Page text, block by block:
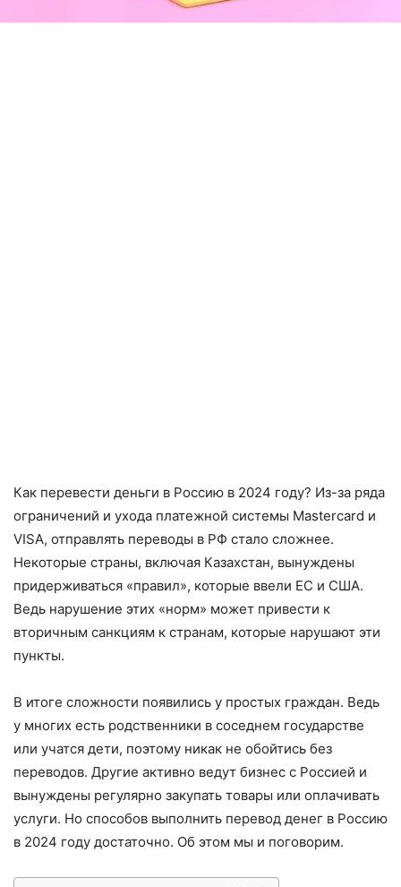
Как перевести деньги в Россию в 2024 году? Из-за ряда
ограничений и ухода платежной системы Mastercard и
VISA, отправлять переводы в РФ стало сложнее.
Некоторые страны, включая Казахстан, вынуждены
придерживаться «правил», которые ввели ЕС и США.
Ведь нарушение этих «норм» может привести к
вторичным санкциям к странам, которые нарушают эти
пункты.
В итоге сложности появились у простых граждан. Ведь
у многих есть родственники в соседнем государстве
или учатся дети, поэтому никак не обойтись без
переводов. Другие активно ведут бизнес с Россией и
вынуждены регулярно закупать товары или оплачивать
услуги. Но способов выполнить перевод денег в Россию
в 2024 году достаточно. Об этом мы и поговорим.